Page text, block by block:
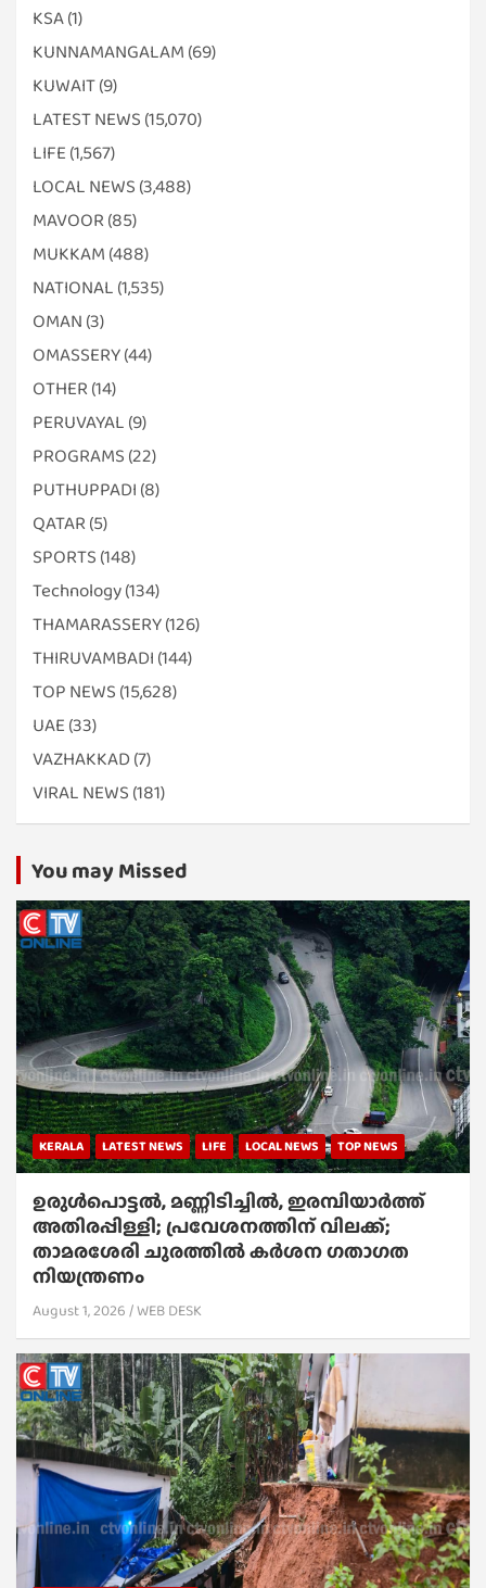
KSA(1)
KUNNAMANGALAM (69)
KUWAIT(9)
LATEST NEWS (15,070)
LIFE (1,567)
LOCAL NEWS (3,488)
MAVOOR (85)
MUKKAM (488)
NATIONAL (1,535)
OMAN (3)
OMASSERY(44)
OTHER (14)
PERUVAYAL (9)
PROGRAMS (22)
PUTHUPPADI (8)
QATAR (5)
SPORTS (148)
Technology(134)
THAMARASSERY(126)
THIRUVAMBADI (144)
TOP NEWS (15,628)
UAE (33)
VAZHAKKAD(7)
VIRAL NEWS (181)
You may Missed
KERALA LATEST NEWS LIFE LOCAL NEWS TOP NEWS
ഉരുൾപൊട്ടൽ, മണ്ണിടിച്ചിൽ, ഇരമ്പിയാര്‍ത്ത്
അതിരപ്പിള്ളി; പ്രവേശനത്തിന് വിലക്ക്;
താമരശേരി ചുരത്തില്‍ കര്‍ശന ഗതാഗത
നിയന്ത്രണം
August 1, 2026 WEB DESK